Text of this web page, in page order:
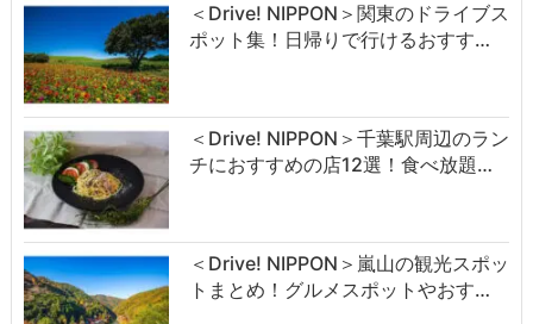
＜Drive! NIPPON＞関東のドライブス
ポット集！日帰りで行けるおすす…
＜Drive! NIPPON＞千葉駅周辺のラン
チにおすすめの店12選！食べ放題…
＜Drive! NIPPON＞嵐山の観光スポッ
トまとめ！グルメスポットやおす…